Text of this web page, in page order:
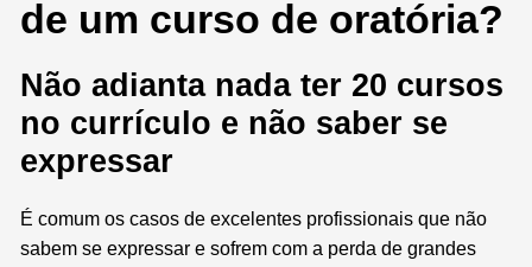
de um curso de oratória?
Não adianta nada ter 20 cursos
no currículo e não saber se
expressar
É comum os casos de excelentes profissionais que não
sabem se expressar e sofrem com a perda de grandes